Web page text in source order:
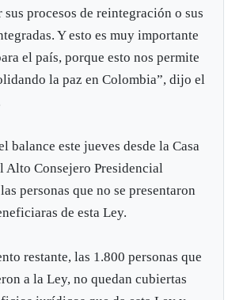
sus procesos de reintegración o sus
Y esto es muy importante
el país, porque esto nos permite
la paz en Colombia”, dijo el
balance este jueves desde la Casa
Alto Consejero Presidencial
personas que no se presentaron
de esta Ley.
restante, las 1.800 personas que
a la Ley, no quedan cubiertas